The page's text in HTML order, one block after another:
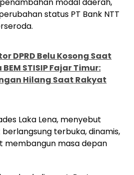
modal daerah,
status PT Bank NTT
DPRD Belu Kosong Saat
STISIP Fajar Timur:
Hilang Saat Rakyat
Laka Lena, menyebut
terbuka, dinamis,
membangun masa depan